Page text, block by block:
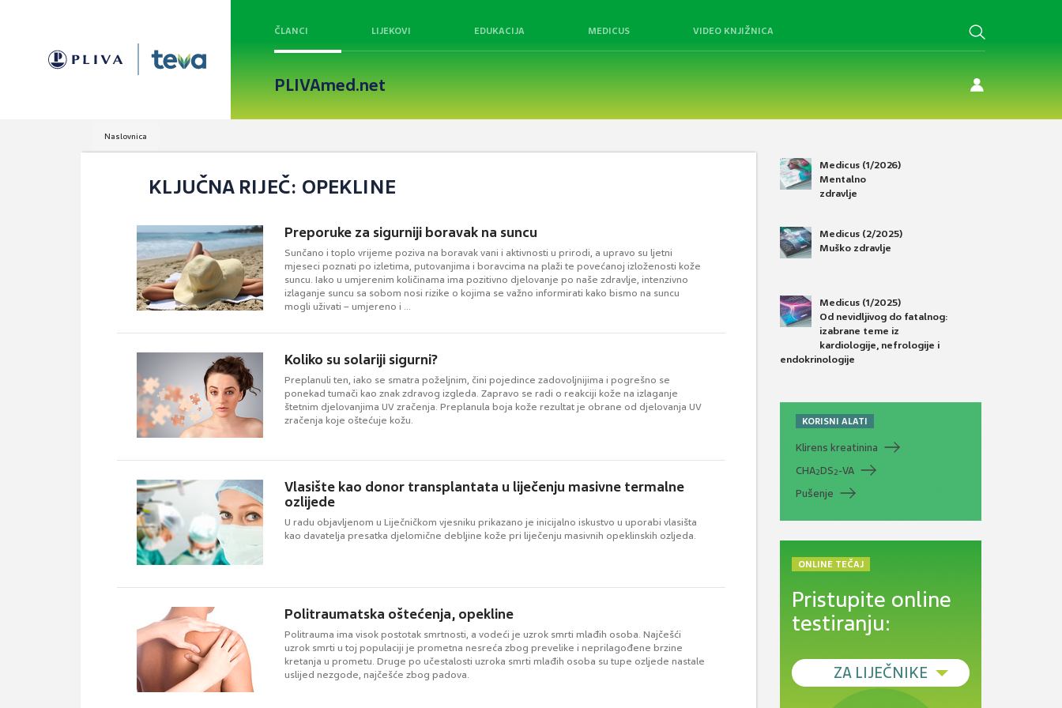
ČLANCI LIJEKOVI EDUKACIJA MEDICUS VIDEO KNJIŽNICA
PLIVAmed.net
Naslovnica
KLJUČNA RIJEČ: OPEKLINE
Preporuke za sigurniji boravak na suncu
Sunčano i toplo vrijeme poziva na boravak vani i aktivnosti u prirodi, a upravo su ljetni
mjeseci poznati po izletima, putovanjima i boravcima na plaži te povećanoj izloženosti kože
suncu. Iako u umjerenim količinama ima pozitivno djelovanje po naše zdravlje, intenzivno
izlaganje suncu sa sobom nosi rizike o kojima se važno informirati kako bismo na suncu
mogli uživati – umjereno i ...
Koliko su solariji sigurni?
Preplanuli ten, iako se smatra poželjnim, čini pojedince zadovoljnijima i pogrešno se
ponekad tumači kao znak zdravog izgleda. Zapravo se radi o reakciji kože na izlaganje
štetnim djelovanjima UV zračenja. Preplanula boja kože rezultat je obrane od djelovanja UV
zračenja koje oštećuje kožu.
Vlasište kao donor transplantata u liječenju masivne termalne
ozlijede
U radu objavljenom u Liječničkom vjesniku prikazano je inicijalno iskustvo u uporabi vlasišta
kao davatelja presatka djelomične debljine kože pri liječenju masivnih opeklinskih ozljeda.
Politraumatska oštećenja, opekline
Politrauma ima visok postotak smrtnosti, a vodeći je uzrok smrti mlađih osoba. Najčešći
uzrok smrti u toj populaciji je prometna nesreća zbog prevelike i neprilagođene brzine
kretanja u prometu. Druge po učestalosti uzroka smrti mlađih osoba su tupe ozljede nastale
uslijed nezgode, najčešće zbog padova.
Medicus (1/2026)
Mentalno
zdravlje
Medicus (2/2025)
Muško zdravlje
Medicus (1/2025)
Od nevidljivog do fatalnog:
izabrane teme iz
kardiologije, nefrologije i
endokrinologije
KORISNI ALATI
Klirens kreatinina
CHA2DS2-VA
Pušenje
ONLINE TEČAJ
Pristupite online
testiranju:
ZA LIJEČNIKE